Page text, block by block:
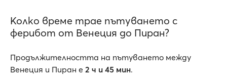
Колко време трае пътуването с
ферибот от Венеция до Пиран?
Продължителността на пътуването между
Венеция и Пиран е 2 ч и 45 мин.